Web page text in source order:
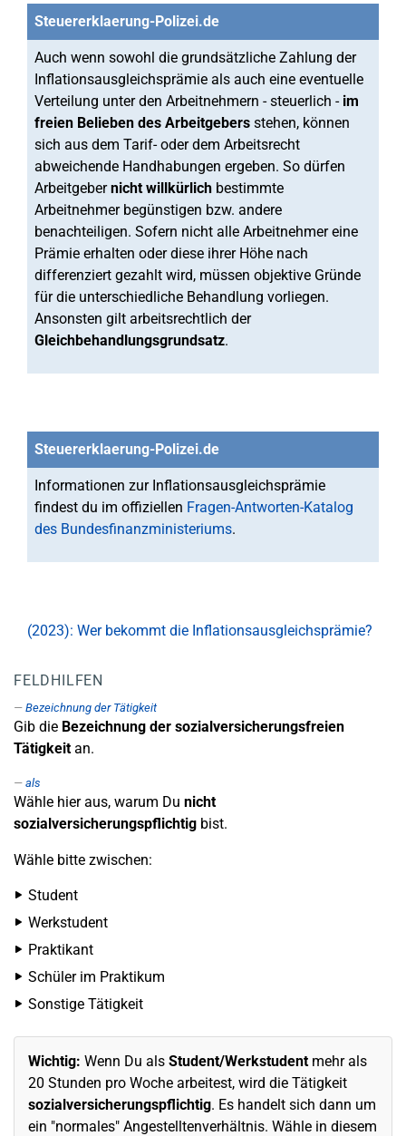
Steuererklaerung-Polizei.de
Auch wenn sowohl die grundsätzliche Zahlung der
Inflationsausgleichsprämie als auch eine eventuelle
Verteilung unter den Arbeitnehmern - steuerlich -im
freien Belieben des Arbeitgebers stehen, können
sich aus dem Tarif- oder dem Arbeitsrecht
abweichende Handhabungen ergeben. So dürfen
Arbeitgebernicht willkürlich bestimmte
Arbeitnehmer begünstigen bzw. andere
benachteiligen. Sofern nicht alle Arbeitnehmer eine
Prämie erhalten oder diese ihrer Höhe nach
differenziert gezahlt wird, müssen objektive Gründe
für die unterschiedliche Behandlung vorliegen.
Ansonsten gilt arbeitsrechtlich der
Gleichbehandlungsgrundsatz.
Steuererklaerung-Polizei.de
Informationen zur Inflationsausgleichsprämie
findest du im offiziellen Fragen-Antworten-Katalog
des Bundesfinanzministeriums.
(2023): Wer bekommt die Inflationsausgleichsprämie?
FELDHILFEN
Bezeichnung der Tätigkeit
Gib die Bezeichnung der sozialversicherungsfreien
Tätigkeitan.
als
Wähle hier aus, warum Du nicht
sozialversicherungspflichtig bist.
Wähle bitte zwischen:
Student
Werkstudent
Praktikant
Schüler im Praktikum
Sonstige Tätigkeit
Wichtig: Wenn Du als Student/Werkstudentmehr als
20 Stunden pro Woche arbeitest, wird die Tätigkeit
sozialversicherungspflichtig. Es handelt sich dann um
ein "normales" Angestelltenverhältnis. Wähle in diesem